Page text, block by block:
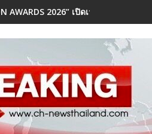
AWARDS 2026” เปิดเวทีเชิดชูผู้สร้างสั